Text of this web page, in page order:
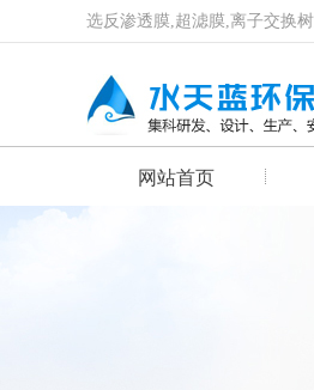
选反渗透膜,超滤膜,离子交换
网站首页